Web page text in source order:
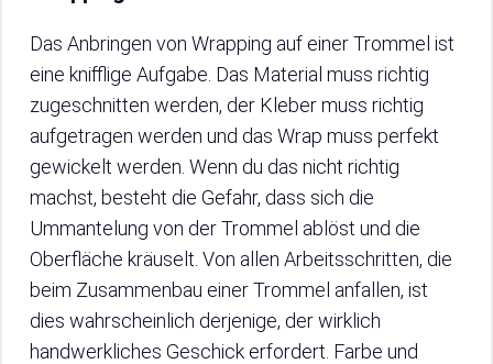
Das Anbringen von Wrapping auf einer Trommel ist
eine knifflige Aufgabe. Das Material muss richtig
zugeschnitten werden, der Kleber muss richtig
aufgetragen werden und das Wrap muss perfekt
gewickelt werden. Wenn du das nicht richtig
machst, besteht die Gefahr, dass sich die
Ummantelung von der Trommel ablöst und die
Oberfläche kräuselt. Von allen Arbeitsschritten, die
beim Zusammenbau einer Trommel anfallen, ist
dies wahrscheinlich derjenige, der wirklich
handwerkliches Geschick erfordert. Farbe und